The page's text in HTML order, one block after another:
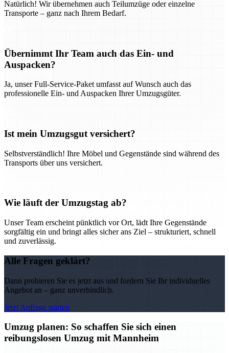
Natürlich! Wir übernehmen auch Teilumzüge oder einzelne
Transporte – ganz nach Ihrem Bedarf.
Übernimmt Ihr Team auch das Ein- und
Auspacken?
Ja, unser Full-Service-Paket umfasst auf Wunsch auch das
professionelle Ein- und Auspacken Ihrer Umzugsgüter.
Ist mein Umzugsgut versichert?
Selbstverständlich! Ihre Möbel und Gegenstände sind während des
Transports über uns versichert.
Wie läuft der Umzugstag ab?
Unser Team erscheint pünktlich vor Ort, lädt Ihre Gegenstände
sorgfältig ein und bringt alles sicher ans Ziel – strukturiert, schnell
und zuverlässig.
Alle Fragen geklärt?
Dann probieren Sie es jetzt aus und fordern Sie Ihr individuelles
Angebot an – ganz unverbindlich.
Jetzt Anfrage starten
Umzug planen: So schaffen Sie sich einen
reibungslosen Umzug mit Mannheim